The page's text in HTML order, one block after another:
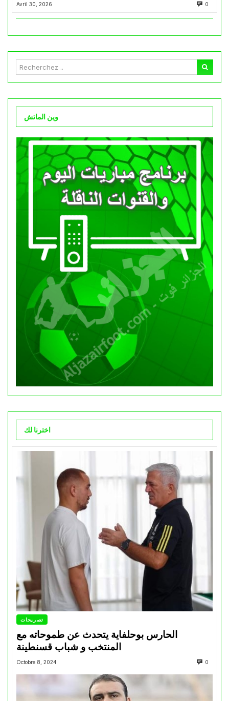
Avril 30, 2026 0
وين الماتش
اخترنا لك
تصريحات
الحارس بوحلفاية يتحدث عن طموحاته مع
المنتخب و شباب قسنطينة
Octobre 8, 2024 0